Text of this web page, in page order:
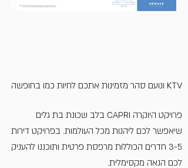
KTV ונועם סהר מזמינות אתכם לחיות כמו בחופשה
פרויקט היוקרה CAPRI בלב שכונת בת גלים
שיאפשר לכם ליהנות מכל העולמות. בפרויקט דירות
3-5 חדרים הכוללות מרפסת פרטית ותוכננו להעניק
לכם הנאה מקסימלית.